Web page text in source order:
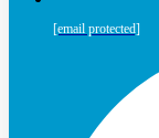
[email protected]